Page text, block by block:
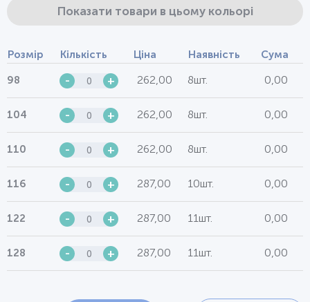
Показати товари в цьому кольорі
Розмір Кількість Ціна Наявність Сума
98 - + 262,00 8шт. 0,00
104 - + 262,00 8шт. 0,00
110 - + 262,00 8шт. 0,00
116 - + 287,00 10шт. 0,00
122 - + 287,00 11шт. 0,00
128 - + 287,00 11шт. 0,00